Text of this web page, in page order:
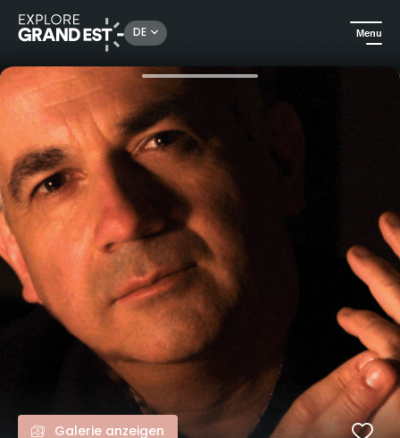
DE Menu
Sehenswertes in der Region Grand Est Festival „Musique aux Mirabelles“ – 8 außergewöhnliche Konzerte
Galerie anzeigen